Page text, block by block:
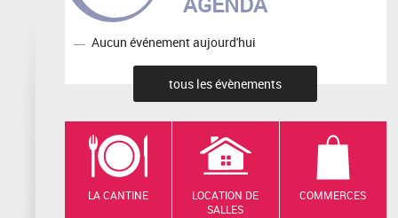
Aucun événement aujourd'hui
tous les évènements
LA CANTINE
LOCATION DE
SALLES
COMMERCES